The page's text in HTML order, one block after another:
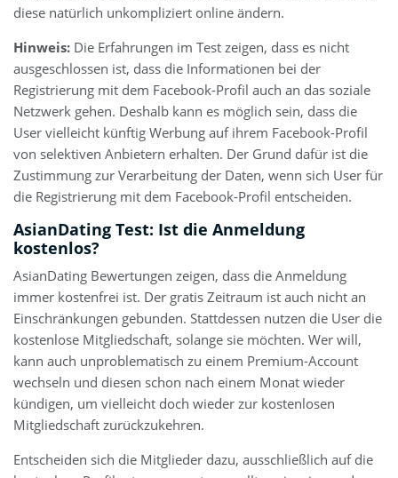
diese natürlich unkompliziert online ändern.
Hinweis: Die Erfahrungen im Test zeigen, dass es nicht
ausgeschlossen ist, dass die Informationen bei der
Registrierung mit dem Facebook-Profil auch an das soziale
Netzwerk gehen. Deshalb kann es möglich sein, dass die
User vielleicht künftig Werbung auf ihrem Facebook-Profil
von selektiven Anbietern erhalten. Der Grund dafür ist die
Zustimmung zur Verarbeitung der Daten, wenn sich User für
die Registrierung mit dem Facebook-Profil entscheiden.
AsianDating Test: Ist die Anmeldung
kostenlos?
AsianDating Bewertungen zeigen, dass die Anmeldung
immer kostenfrei ist. Der gratis Zeitraum ist auch nicht an
Einschränkungen gebunden. Stattdessen nutzen die User die
kostenlose Mitgliedschaft, solange sie möchten. Wer will,
kann auch unproblematisch zu einem Premium-Account
wechseln und diesen schon nach einem Monat wieder
kündigen, um vielleicht doch wieder zur kostenlosen
Mitgliedschaft zurückzukehren.
Entscheiden sich die Mitglieder dazu, ausschließlich auf die